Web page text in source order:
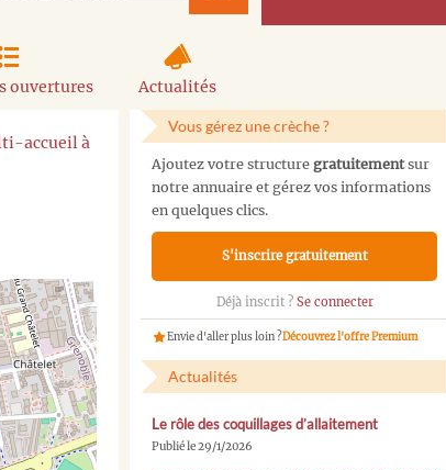
ouvertures Actualités
accueil à
Vous gérez une crèche ?
Ajoutez votre structure gratuitementsur
notre annuaire et gérez vos informations
en quelques clics.
S'inscrire gratuitement
Déjà inscrit ? Se connecter
Envie d'aller plus loin ?Découvrez l'offre Premium
Actualités
Le rôle des coquillages d’allaitement
Publié le 29/1/2026